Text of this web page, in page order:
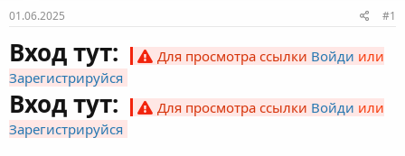
е
м
ы
а
01.06.2025 #1
Вход тут: Для просмотра ссылки Войди или
Зарегистрируйся
Вход тут: Для просмотра ссылки Войди или
Зарегистрируйся